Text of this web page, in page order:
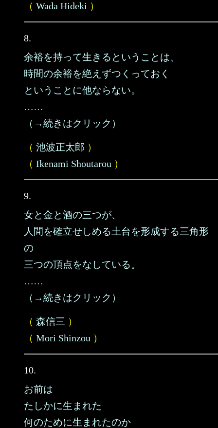
（ Wada Hideki ）
8.
余裕を持って生きるということは、
時間の余裕を絶えずつくっておく
ということに他ならない。
……
（→続きはクリック）
（ 池波正太郎 ）
（ Ikenami Shoutarou ）
9.
女と金と酒の三つが、
人間を確立せしめる土台を形成する三角形
の
三つの頂点をなしている。
……
（→続きはクリック）
（ 森信三 ）
（ Mori Shinzou ）
10.
お前は
たしかに生まれた
何のために生まれたのか